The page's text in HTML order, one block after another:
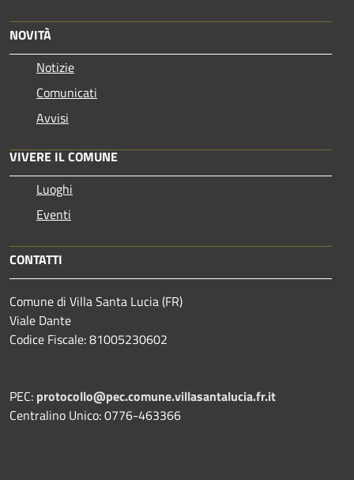
NOVITÀ
Notizie
Comunicati
Avvisi
VIVERE IL COMUNE
Luoghi
Eventi
CONTATTI
Comune di Villa Santa Lucia (FR)
Viale Dante
Codice Fiscale: 81005230602
PEC: protocollo@pec.comune.villasantalucia.fr.it
Centralino Unico: 0776-463366